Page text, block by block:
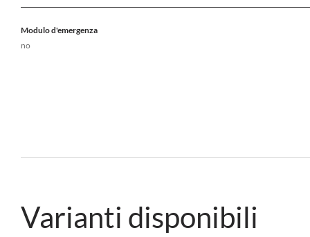
Modulo d'emergenza
no
Varianti disponibili